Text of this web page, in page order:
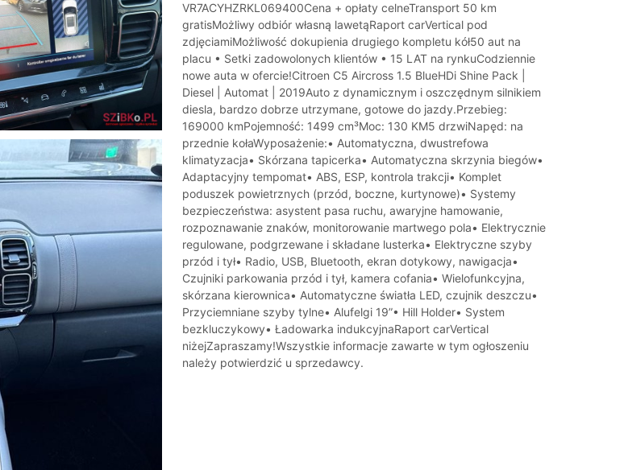
VR7ACYHZRKL069400Cena + opłaty celneTransport 50 km
gratisMożliwy odbiór własną lawetąRaport carVertical pod
zdjęciamiMożliwość dokupienia drugiego kompletu kół50 aut na
placu • Setki zadowolonych klientów • 15 LAT na rynkuCodziennie
nowe auta w ofercie!Citroen C5 Aircross 1.5 BlueHDi Shine Pack |
Diesel | Automat | 2019Auto z dynamicznym i oszczędnym silnikiem
diesla, bardzo dobrze utrzymane, gotowe do jazdy.Przebieg:
169000 kmPojemność: 1499 cm³Moc: 130 KM5 drzwiNapęd: na
przednie kołaWyposażenie:• Automatyczna, dwustrefowa
klimatyzacja• Skórzana tapicerka• Automatyczna skrzynia biegów•
Adaptacyjny tempomat• ABS, ESP, kontrola trakcji• Komplet
poduszek powietrznych (przód, boczne, kurtynowe)• Systemy
bezpieczeństwa: asystent pasa ruchu, awaryjne hamowanie,
rozpoznawanie znaków, monitorowanie martwego pola• Elektrycznie
regulowane, podgrzewane i składane lusterka• Elektryczne szyby
przód i tył• Radio, USB, Bluetooth, ekran dotykowy, nawigacja•
Czujniki parkowania przód i tył, kamera cofania• Wielofunkcyjna,
skórzana kierownica• Automatyczne światła LED, czujnik deszczu•
Przyciemniane szyby tylne• Alufelgi 19”• Hill Holder• System
bezkluczykowy• Ładowarka indukcyjnaRaport carVertical
niżejZapraszamy!Wszystkie informacje zawarte w tym ogłoszeniu
należy potwierdzić u sprzedawcy.